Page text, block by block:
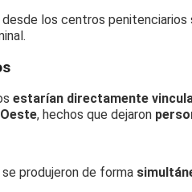
los centros penitenciarios
estarían directamente
, hechos que dejaron
produjeron de forma